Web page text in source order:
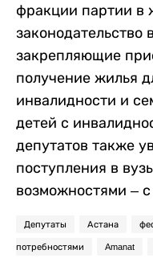
фракции партии в
закрепляющие
получение жилья
инвалидности и
детей с
депутатов также
поступления в
возможностями – с
Депутаты Астана
потребностями Amanat